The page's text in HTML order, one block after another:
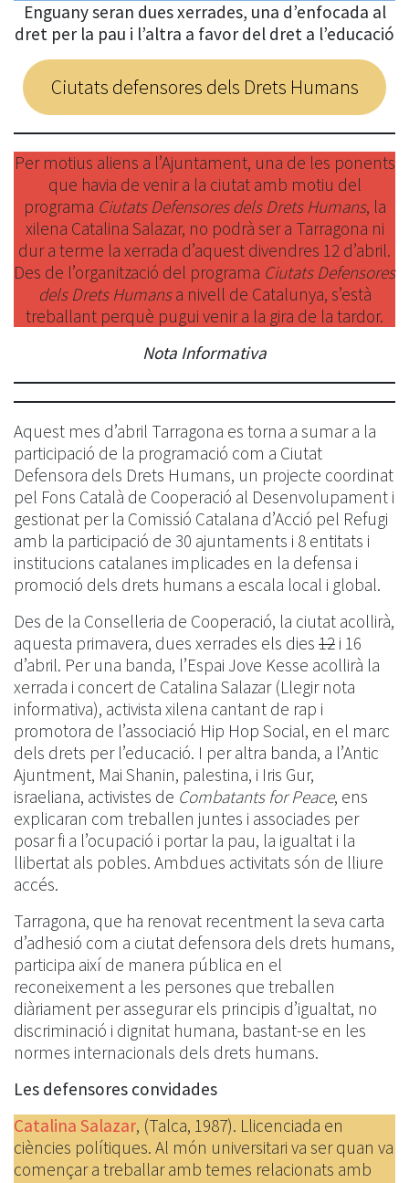
Enguany seran dues xerrades, una d’enfocada al
dret per la pau i l’altra a favor del dret a l’educació
Ciutats defensores dels Drets Humans
Per motius aliens a l’Ajuntament, una de les ponents
que havia de venir a la ciutat amb motiu del
programa Ciutats Defensores dels Drets Humans, la
xilena Catalina Salazar, no podrà ser a Tarragona ni
dur a terme la xerrada d’aquest divendres 12 d’abril.
Des de l’organització del programa Ciutats Defensores
dels Drets Humansa nivell de Catalunya, s’està
treballant perquè pugui venir a la gira de la tardor.
Nota Informativa
Aquest mes d’abril Tarragona es torna a sumar a la
participació de la programació com a Ciutat
Defensora dels Drets Humans, un projecte coordinat
pel Fons Català de Cooperació al Desenvolupament i
gestionat per la Comissió Catalana d’Acció pel Refugi
amb la participació de 30 ajuntaments i 8 entitats i
institucions catalanes implicades en la defensa i
promoció dels drets humans a escala local i global.
Des de la Conselleria de Cooperació, la ciutat acollirà,
aquesta primavera, dues xerrades els dies 12 i 16
d’abril. Per una banda, l’Espai Jove Kesse acollirà la
xerrada i concert de Catalina Salazar (Llegir nota
informativa), activista xilena cantant de rap i
promotora de l’associació Hip Hop Social, en el marc
dels drets per l’educació. I per altra banda, a l’Antic
Ajuntment, Mai Shanin, palestina, i Iris Gur,
israeliana, activistes de Combatants for Peace, ens
explicaran com treballen juntes i associades per
posar fi a l’ocupació i portar la pau, la igualtat i la
llibertat als pobles. Ambdues activitats són de lliure
accés.
Tarragona, que ha renovat recentment la seva carta
d’adhesió com a ciutat defensora dels drets humans,
participa així de manera pública en el
reconeixement a les persones que treballen
diàriament per assegurar els principis d’igualtat, no
discriminació i dignitat humana, bastant-se en les
normes internacionals dels drets humans.
Les defensores convidades
Catalina Salazar, (Talca, 1987). Llicenciada en
ciències polítiques. Al món universitari va ser quan va
començar a treballar amb temes relacionats amb